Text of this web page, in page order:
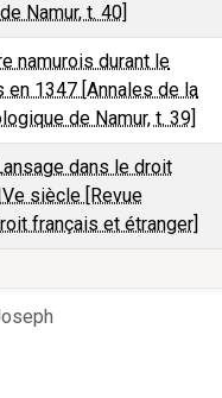
Namur, t. 40]
namurois durant le
en 1347 [Annales de la
de Namur, t. 39]
dans le droit
siècle [Revue
français et étranger]